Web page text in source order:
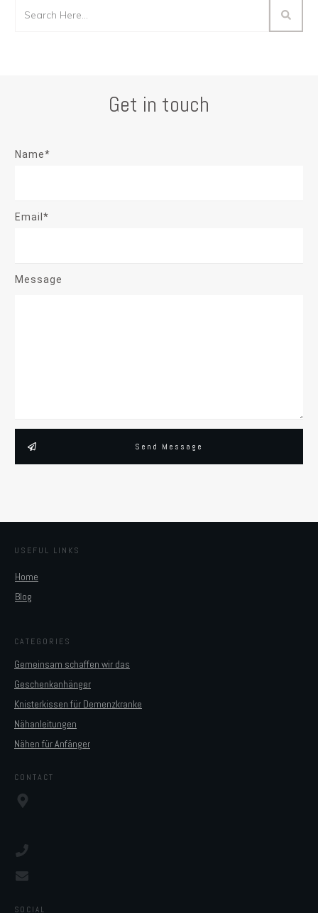
Get in touch
Name*
Email*
Message
Send Message
USEFUL LINKS
Home
Blog
CATEGORIES
Gemeinsam schaffen wir das
Geschenkanhänger
Knisterkissen für Demenzkranke
Nähanleitungen
Nähen für Anfänger
CONTACT
SOCIAL